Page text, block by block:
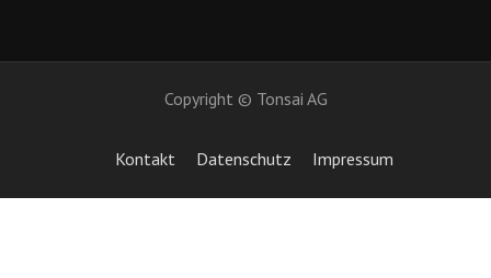
Copyright © Tonsai AG
Kontakt Datenschutz Impressum